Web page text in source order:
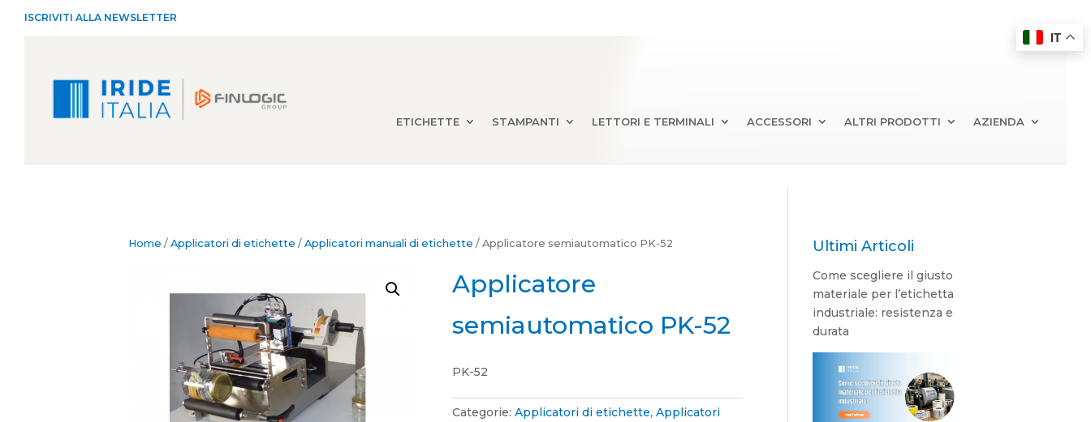
ISCRIVITI ALLA NEWSLETTER
ETICHETTE STAMPANTI LETTORI E TERMINALI ACCESSORI ALTRI PRODOTTI AZIENDA
Home /Applicatori di etichette /Applicatori manuali di etichette / Applicatore semiautomatico PK-52
Applicatore
semiautomatico PK-52
PK-52
Categorie:Applicatori di etichette,Applicatori
Ultimi Articoli
Come scegliere il giusto
materiale per l’etichetta
industriale: resistenza e
durata
IT